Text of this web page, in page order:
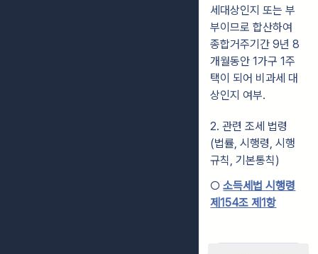
세대상인지 또는 부
부이므로 합산하여
종합거주기간 9년 8
개월동안 1가구 1주
택이 되어 비과세 대
상인지 여부.
2. 관련 조세 법령
(법률, 시행령, 시행
규칙, 기본통칙)
○소득세법 시행령
제154조 제1항